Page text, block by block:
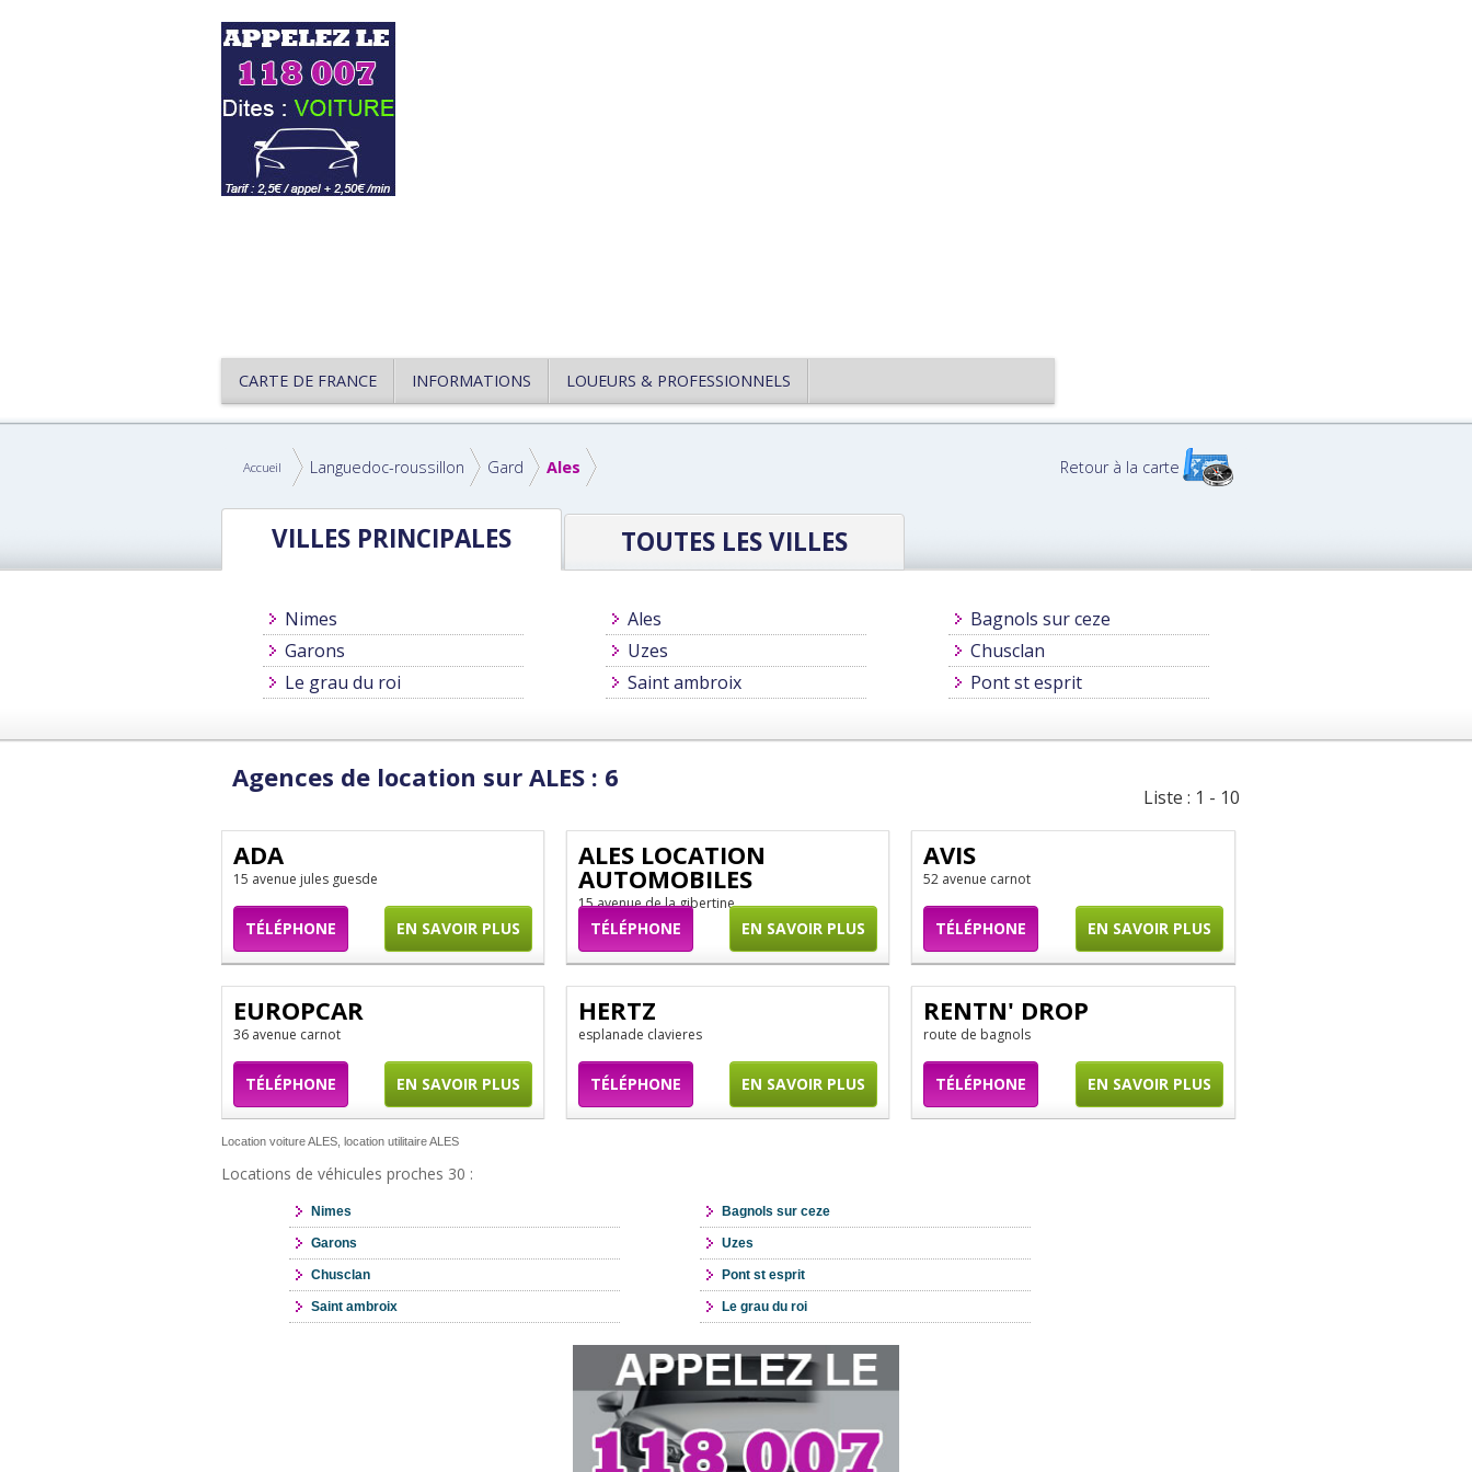
CARTE DE FRANCE INFORMATIONS LOUEURS & PROFESSIONNELS
Accueil Languedoc-roussillon Gard Ales Retour à la carte
VILLES PRINCIPALES TOUTES LES VILLES
Nimes Ales
Bagnols sur ceze
Garons
Uzes
Chusclan
Le grau du roi
Saint ambroix Pont st esprit
Agences de location sur ALES : 6
Liste : 1 - 10
ADA
15 avenue jules guesde
TÉLÉPHONE EN SAVOIR PLUS
ALES LOCATION
AUTOMOBILES
15 avenue de la gibertine
TÉLÉPHONE EN SAVOIR PLUS
AVIS
52 avenue carnot
TÉLÉPHONE EN SAVOIR PLUS
EUROPCAR
36 avenue carnot
TÉLÉPHONE EN SAVOIR PLUS
HERTZ
esplanade clavieres
TÉLÉPHONE EN SAVOIR PLUS
RENTN' DROP
route de bagnols
TÉLÉPHONE EN SAVOIR PLUS
Location voiture ALES, location utilitaire ALES
Locations de véhicules proches 30 :
Nimes Bagnols sur ceze
Garons Uzes
Chusclan Pont st esprit
Saint ambroix Le grau du roi